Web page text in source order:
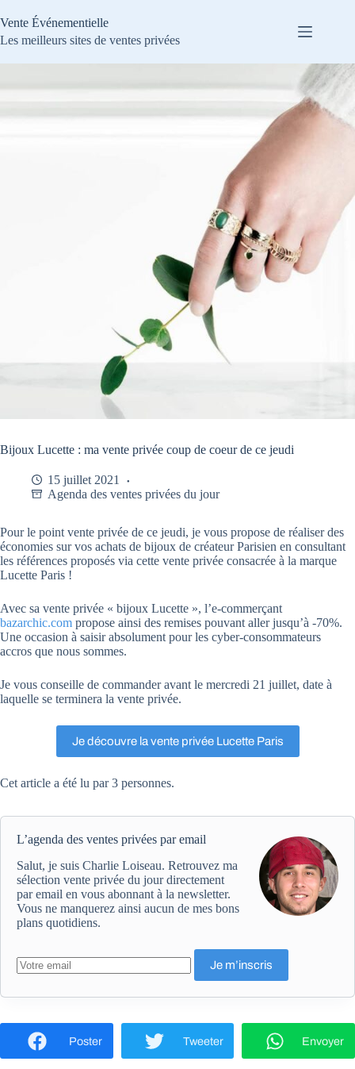
au
contenu
Vente Événementielle
Les meilleurs sites de ventes privées
Bijoux Lucette : ma vente privée coup de coeur de ce jeudi
15 juillet 2021
Agenda des ventes privées du jour
Pour le point vente privée de ce jeudi, je vous propose de réaliser des
économies sur vos achats de bijoux de créateur Parisien en consultant
les références proposés via cette vente privée consacrée à la marque
Lucette Paris !
Avec sa vente privée « bijoux Lucette », l’e-commerçant
bazarchic.com propose ainsi des remises pouvant aller jusqu’à -70%.
Une occasion à saisir absolument pour les cyber-consommateurs
accros que nous sommes.
Je vous conseille de commander avant le mercredi 21 juillet, date à
laquelle se terminera la vente privée.
Je découvre la vente privée Lucette Paris
Cet article a été lu par 3 personnes.
L’agenda des ventes privées par email
Salut, je suis Charlie Loiseau. Retrouvez ma
sélection vente privée du jour directement
par email en vous abonnant à la newsletter.
Vous ne manquerez ainsi aucun de mes bons
plans quotidiens.
Poster Tweeter Envoyer